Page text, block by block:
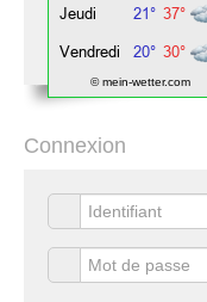
© mein-wetter.com
Connexion